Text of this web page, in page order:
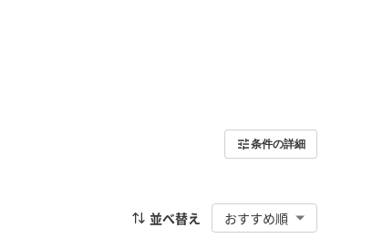
条件の詳細
並べ替え おすすめ順